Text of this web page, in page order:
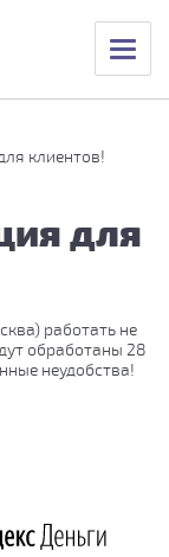
клиентов!
для
работать не
обработаны 28
неудобства!